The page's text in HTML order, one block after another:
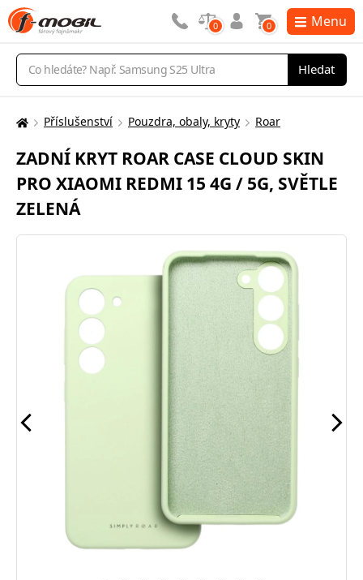
Vyhledávání
Hledat
0 0 Menu
Zde
nacházíte:
Příslušenství Pouzdra, obaly, kryty Roar
ZADNÍ KRYT ROAR CASE CLOUD SKIN
PRO XIAOMI REDMI 15 4G / 5G, SVĚTLE
ZELENÁ